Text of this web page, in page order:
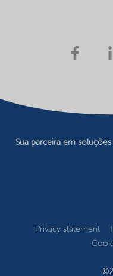
Sua parceira em
Privacy statement